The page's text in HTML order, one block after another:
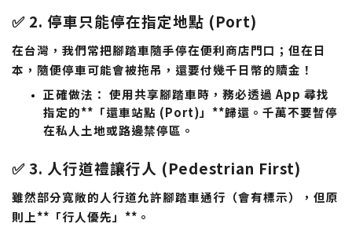
✅ 2. 停車只能停在指定地點 (Port)
在台灣，我們常把腳踏車隨手停在便利商店門口；但在日
本，隨便停車可能會被拖吊，還要付幾千日幣的贖金！
正確做法： 使用共享腳踏車時，務必透過 App 尋找
指定的**「還車站點 (Port)」**歸還。千萬不要暫停
在私人土地或路邊禁停區。
✅ 3. 人行道禮讓行人 (Pedestrian First)
雖然部分寬敞的人行道允許腳踏車通行（會有標示），但原
則上**「行人優先」**。